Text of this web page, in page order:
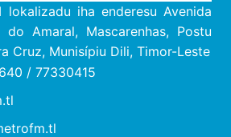
lokalizadu iha enderesu Avenida
do Amaral, Mascarenhas, Postu
Cruz, Munisípiu Dili, Timor-Leste
/ 77330415